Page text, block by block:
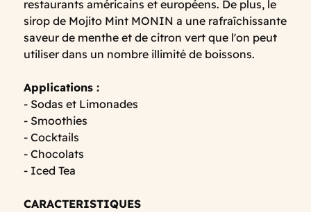
restaurants américains et européens. De plus, le
sirop de Mojito Mint MONIN a une rafraîchissante
saveur de menthe et de citron vert que l'on peut
utiliser dans un nombre illimité de boissons.
Applications :
- Sodas et Limonades
- Smoothies
- Cocktails
- Chocolats
- Iced Tea
CARACTERISTIQUES